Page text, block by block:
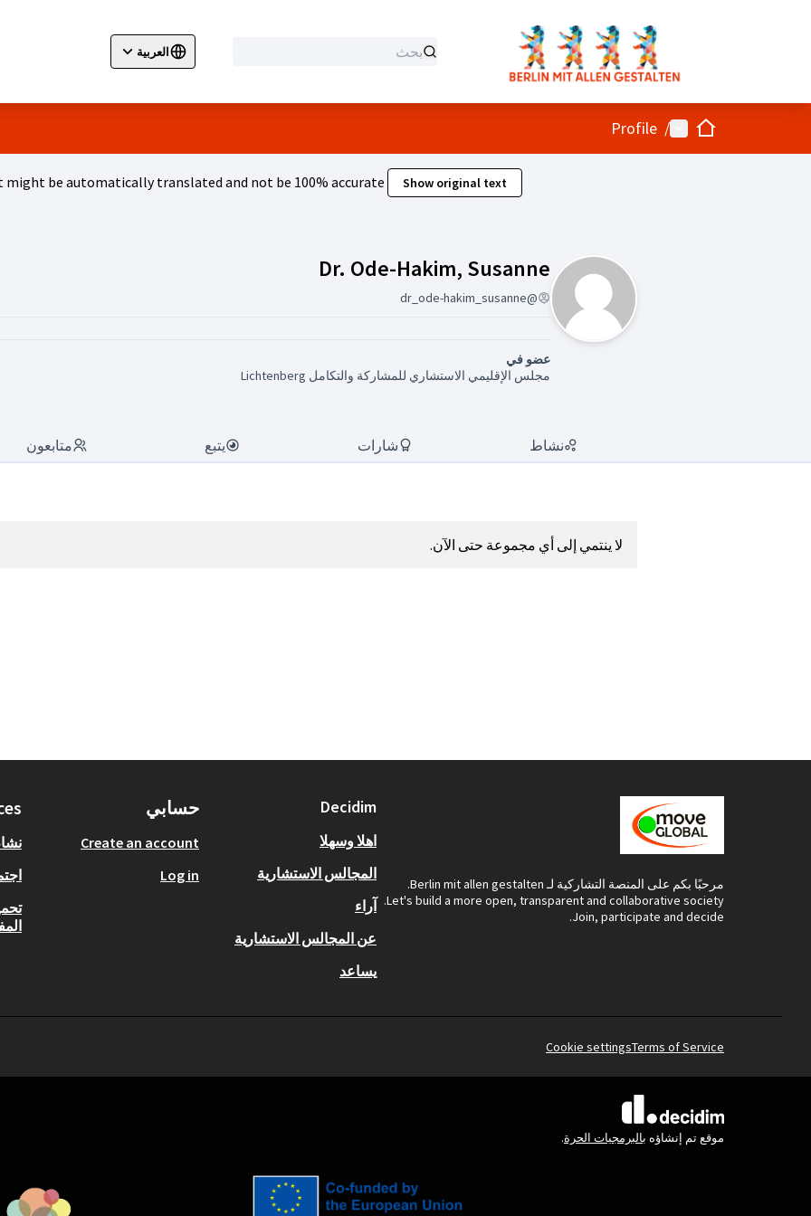
العربية la langue Wybierz język Dil seçiniz
الصفحة الرئيسية
القائمة الرئيسية
/
Profile
Show original text
might be automatically translated and not be 100% accurate.
Dr. Ode-Hakim, Susanne
@dr_ode-hakim_susanne
عضو في
مجلس الإقليمي الاستشاري للمشاركة والتكامل Lichtenberg
نشاط شارات يتبع متابعون
لا ينتمي إلى أي مجموعة حتى الآن.
مرحبًا بكم على المنصة التشاركية لـ Berlin mit allen gestalten.
Let's build a more open, transparent and collaborative society.
Join, participate and decide.
Decidim
اهلا وسهلا
المجالس الاستشارية
آراء
عن المجالس الاستشارية
يساعد
حسابي
Create an account
Log in
Terms of Service
Cookie settings
(الرابط الخارجي)
موقع تم إنشاؤه بالبرمجيات الحرة.